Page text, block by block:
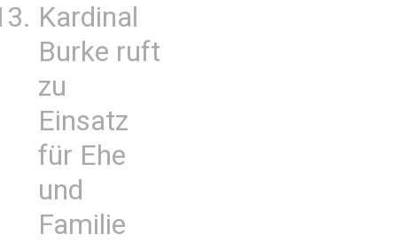
Kardinal
Burke ruft
zu
Einsatz
für Ehe
und
Familie